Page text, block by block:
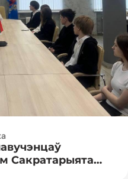
Сакратарыята